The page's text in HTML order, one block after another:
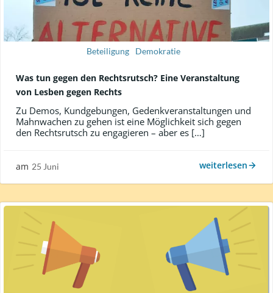
Beteiligung Demokratie
Was tun gegen den Rechtsrutsch? Eine Veranstaltung
von Lesben gegen Rechts
Zu Demos, Kundgebungen, Gedenkveranstaltungen und
Mahnwachen zu gehen ist eine Möglichkeit sich gegen
den Rechtsrutsch zu engagieren – aber es […]
am 25 Juni weiterlesen